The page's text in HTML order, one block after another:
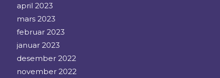
april 2023
mars 2023
februar 2023
januar 2023
desember 2022
november 2022